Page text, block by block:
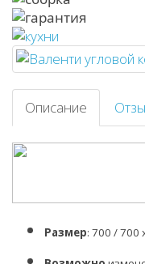
Описание
Размер: 700 / 700